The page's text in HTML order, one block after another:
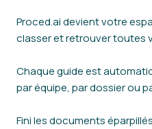
Proced.ai devient votre
classer et retrouver toutes
Chaque guide est
par équipe, par dossier ou
Fini les documents